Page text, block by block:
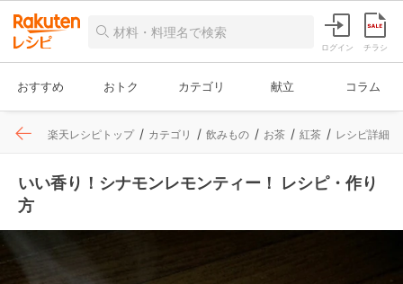
ログイン チラシ
おすすめ おトク カテゴリ 献立 コラム
楽天レシピトップ カテゴリ 飲みもの お茶 紅茶 レシピ詳細
いい香り！シナモンレモンティー！ レシピ・作り
方